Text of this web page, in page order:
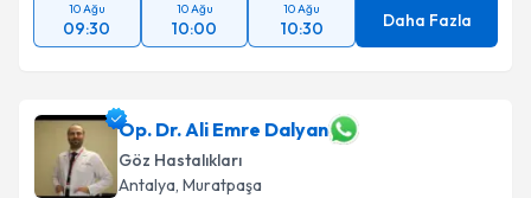
10 Ağu
09:30
10 Ağu
10:00
10 Ağu
10:30 Daha Fazla
Op. Dr. Ali Emre Dalyan
Göz Hastalıkları
Antalya, Muratpaşa